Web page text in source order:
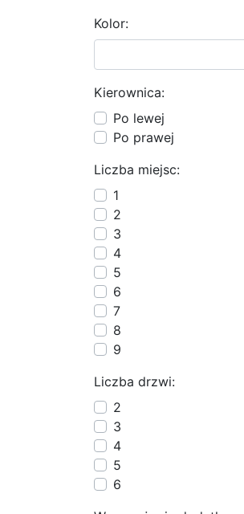
Kolor:
Kierownica:
Po lewej
Po prawej
Liczba miejsc:
1
2
3
4
5
6
7
8
9
Liczba drzwi:
2
3
4
5
6